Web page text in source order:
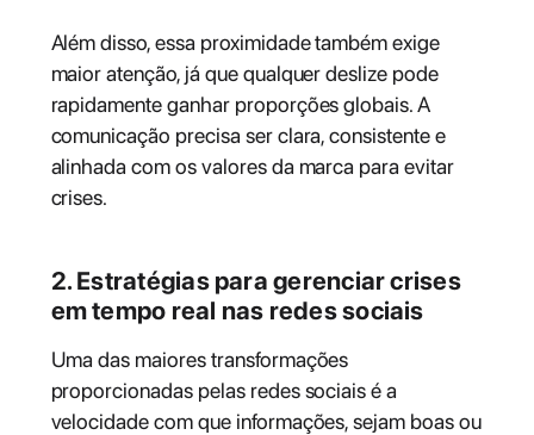
Além disso, essa proximidade também exige
maior atenção, já que qualquer deslize pode
rapidamente ganhar proporções globais. A
comunicação precisa ser clara, consistente e
alinhada com os valores da marca para evitar
crises.
2. Estratégias para gerenciar crises
em tempo real nas redes sociais
Uma das maiores transformações
proporcionadas pelas redes sociais é a
velocidade com que informações, sejam boas ou